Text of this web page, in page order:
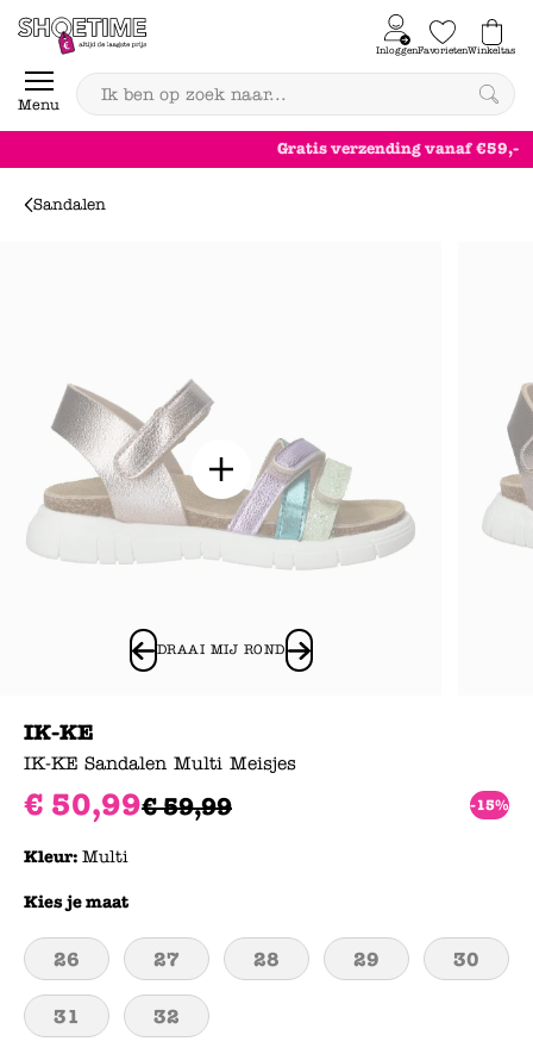
Skip to content
Menu
InloggenFavorietenWinkeltas
0
verzendingvanaf €59,-
Sandalen
DRAAI MIJ ROND
IK-KE
IK-KE Sandalen Multi Meisjes
€ 50,99€ 59,99 -15%
Kleur: Multi
Kies je maat
26 27 28 29 30
31 32